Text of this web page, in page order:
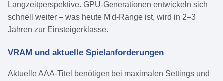
Langzeitperspektive. GPU-Generationen entwickeln sich
schnell weiter – was heute Mid-Range ist, wird in 2–3
Jahren zur Einsteigerklasse.
VRAM und aktuelle Spielanforderungen
Aktuelle AAA-Titel benötigen bei maximalen Settings und